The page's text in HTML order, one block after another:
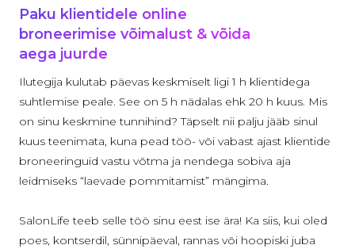
Paku klientidele online
broneerimise võimalust & võida
aega juurde
Ilutegija kulutab päevas keskmiselt ligi 1 h klientidega
suhtlemise peale. See on 5 h nädalas ehk 20 h kuus. Mis
on sinu keskmine tunnihind? Täpselt nii palju jääb sinul
kuus teenimata, kuna pead töö- või vabast ajast klientide
broneeringuid vastu võtma ja nendega sobiva aja
leidmiseks “laevade pommitamist” mängima.
SalonLife teeb selle töö sinu eest ise ära! Ka siis, kui oled
poes, kontserdil, sünnipäeval, rannas või hoopiski juba